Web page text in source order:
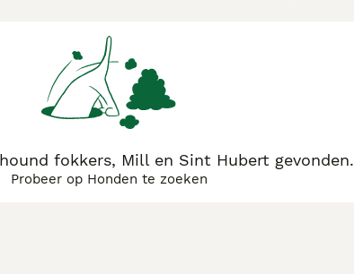
fokkers, Mill en Sint Hubert gevonden.
Probeer op Honden te zoeken